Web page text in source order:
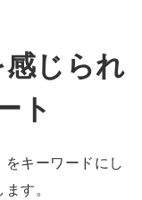
じられ
ト
キーワードにし
す。